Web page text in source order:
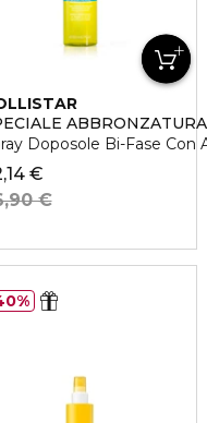
Doposole Bi-Fase Con
€
€